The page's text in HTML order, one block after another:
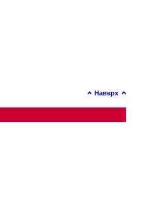
Наверх